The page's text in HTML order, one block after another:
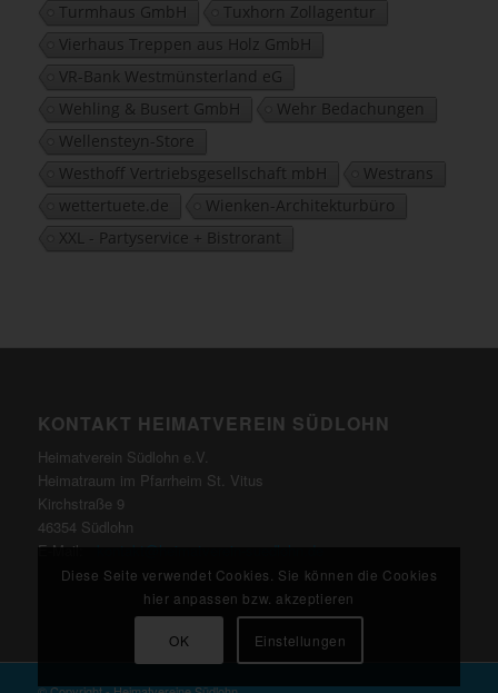
Turmhaus GmbH
Tuxhorn Zollagentur
Vierhaus Treppen aus Holz GmbH
VR-Bank Westmünsterland eG
Wehling & Busert GmbH
Wehr Bedachungen
Wellensteyn-Store
Westhoff Vertriebsgesellschaft mbH
Westrans
wettertuete.de
Wienken-Architekturbüro
XXL - Partyservice + Bistrorant
KONTAKT HEIMATVEREIN SÜDLOHN
Heimatverein Südlohn e.V.
Heimatraum im Pfarrheim St. Vitus
Kirchstraße 9
46354 Südlohn
E-Mail: kontakt@heimatverein-suedlohn.de
Diese Seite verwendet Cookies. Sie können die Cookies
hier anpassen bzw. akzeptieren
OK Einstellungen